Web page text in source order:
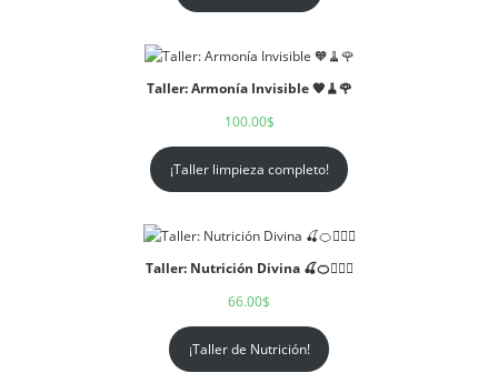
Taller: Armonía Invisible 🧡🧹🌹
100.00$
¡Taller limpieza completo!
Taller: Nutrición Divina 🍒🍊🧘🏻‍♀️
66.00$
¡Taller de Nutrición!